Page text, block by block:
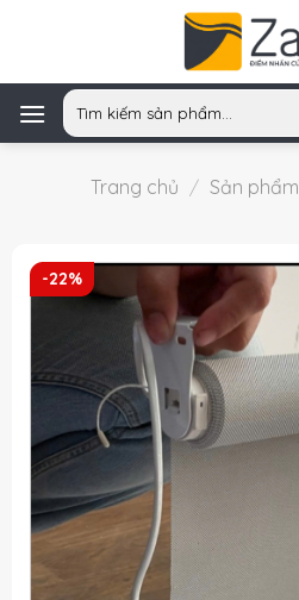
Tìm
kiếm:
Trang chủ / Sản phẩm
-22%